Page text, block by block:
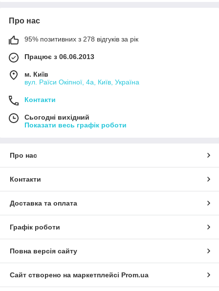
Про нас
95% позитивних з 278 відгуків за рік
Працює з 06.06.2013
м. Київ
вул. Раїси Окіпної, 4а, Київ, Україна
Контакти
Сьогодні вихідний
Показати весь графік роботи
Про нас
Контакти
Доставка та оплата
Графік роботи
Повна версія сайту
Сайт створено на маркетплейсі Prom.ua